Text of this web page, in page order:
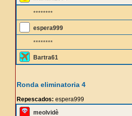
********
espera999
********
Bartra61
Ronda eliminatoria 4
Repescados: espera999
meolvidè